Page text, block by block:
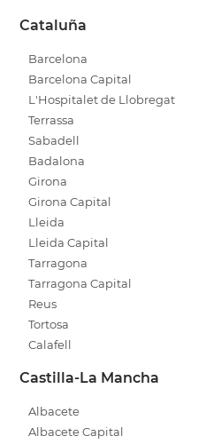
Cataluña
Barcelona
Barcelona Capital
L'Hospitalet de Llobregat
Terrassa
Sabadell
Badalona
Girona
Girona Capital
Lleida
Lleida Capital
Tarragona
Tarragona Capital
Reus
Tortosa
Calafell
Castilla-La Mancha
Albacete
Albacete Capital